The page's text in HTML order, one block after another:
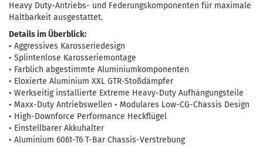
Heavy Duty-Antriebs- und Federungskomponenten für maximale
Haltbarkeit ausgestattet.
Details im Überblick:
• Aggressives Karosseriedesign
• Splintenlose Karosseriemontage
• Farblich abgestimmte Aluminiumkomponenten
• Eloxierte Aluminium XXL GTR-Stoßdämpfer
• Werkseitig installierte Extreme Heavy-Duty Aufhängungsteile
• Maxx-Duty Antriebswellen • Modulares Low-CG-Chassis Design
• High-Downforce Performance Heckflügel
• Einstellbarer Akkuhalter
• Aluminium 6061-T6 T-Bar Chassis-Verstrebung